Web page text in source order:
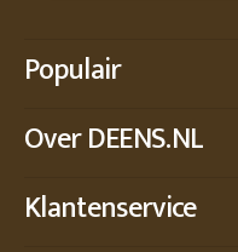
Populair
Over DEENS.NL
Klantenservice